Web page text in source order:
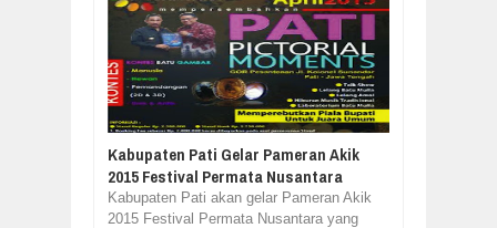
Kabupaten Pati Gelar Pameran Akik
2015 Festival Permata Nusantara
Kabupaten Pati akan gelar Pameran Akik
2015 Festival Permata Nusantara yang